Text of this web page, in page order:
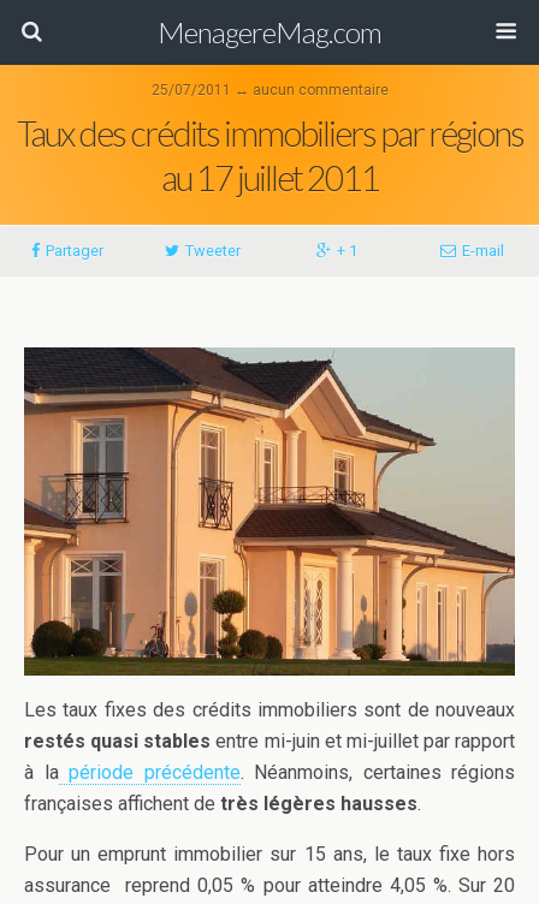
MenagereMag.com
25/07/2011 ↔ aucun commentaire
Taux des crédits immobiliers par régions
au 17 juillet 2011
Partager Tweeter + 1 E-mail
Les taux fixes des crédits immobiliers sont de nouveaux
restés quasi stables entre mi-juin et mi-juillet par rapport
à lapériode précédente. Néanmoins, certaines régions
françaises affichent de très légères hausses.
Pour un emprunt immobilier sur 15 ans, le taux fixe hors
assurance reprend 0,05 % pour atteindre 4,05 %. Sur 20